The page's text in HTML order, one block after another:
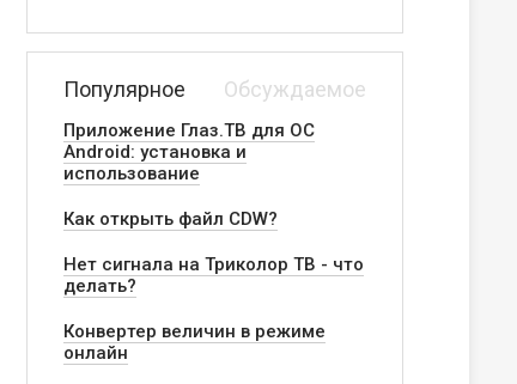
Популярное Обсуждаемое
Приложение Глаз.ТВ для ОС
Android: установка и
использование
Как открыть файл CDW?
Нет сигнала на Триколор ТВ - что
делать?
Конвертер величин в режиме
онлайн